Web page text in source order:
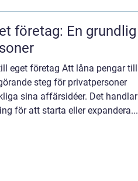
företag: En grundlig
eget företag Att låna pengar till
steg för privatpersoner
sina affärsidéer. Det handlar
för att starta eller expandera...